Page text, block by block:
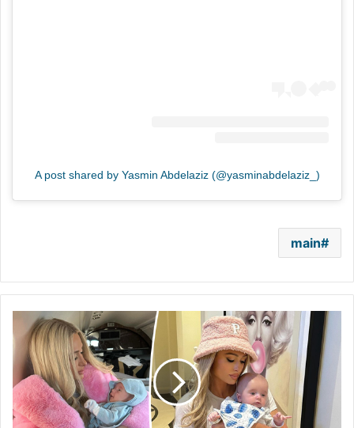
A post shared by Yasmin Abdelaziz (@yasminabdelaziz_)
main
بكلمات
مؤثرة..
باريس
هيلتون
تحتفل